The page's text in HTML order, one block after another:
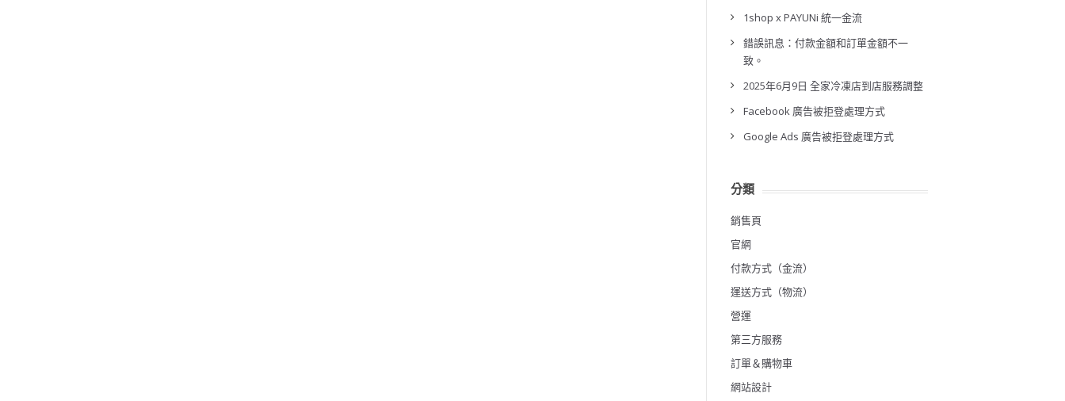
1shop x PAYUNi 統一金流
錯誤訊息：付款金額和訂單金額不一
致。
2025年6月9日 全家冷凍店到店服務調整
Facebook 廣告被拒登處理方式
Google Ads 廣告被拒登處理方式
分類
銷售頁
官網
付款方式（金流）
運送方式（物流）
營運
第三方服務
訂單＆購物車
網站設計